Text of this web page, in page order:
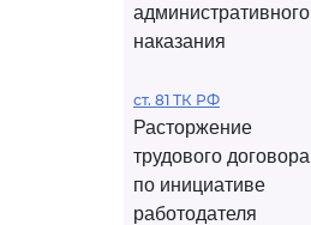
административного
наказания
ст. 81 ТК РФ
Расторжение
трудового договора
по инициативе
работодателя